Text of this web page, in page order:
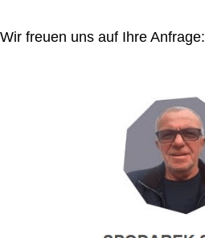
Wir freuen uns auf Ihre Anfrage: